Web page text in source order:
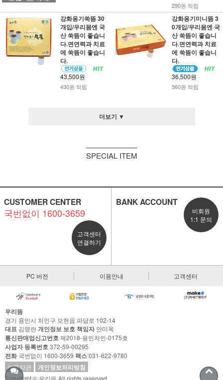
290원 적립
강화옹기쑥뜸 30
개입/우리몸엔 국
산 쑥뜸이 좋습니
다.면연력과 치료
에 쑥뜸이 좋습니
다.
43,500원
430원 적립
강화옹기미니뜸 3
0개입/우리몸엔 국
산 쑥뜸이 좋습니
다.면연력과 치료
에 쑥뜸이 좋습니
다.
36,500원
360원 적립
더보기 ▼
SPECIAL ITEM
CUSTOMER CENTER
국번없이 1600-3659
고객센터
연결하기
BANK ACCOUNT
비회원
1:1 문의
PC 버전 이용안내 고객센터
우리뜸
경기 용인시 처인구 모현읍 파담로 102-14
대표 김영란개인정보 보호 책임자안미옥
통신판매업신고번호제2018-용인처인-0175호
사업자 등록번호372-59-00295
전화국번없이 1600-3659 팩스031-622-9780
이용약관
개인정보처리방침
Copyright © 우리뜸 All rights reserved.